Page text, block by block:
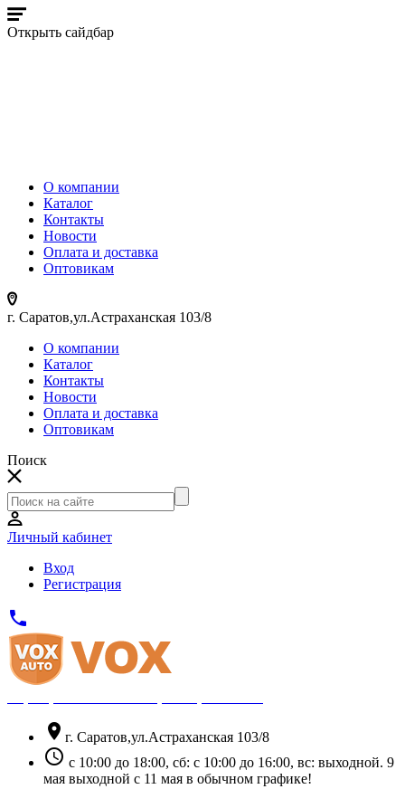
Открыть сайдбар
О компании
Каталог
Контакты
Новости
Оплата и доставка
Оптовикам
г. Саратов,ул.Астраханская 103/8
О компании
Каталог
Контакты
Новости
Оплата и доставка
Оптовикам
Поиск
Личный кабинет
Вход
Регистрация
phone
location_on г. Саратов,ул.Астраханская 103/8
schedule с 10:00 до 18:00, сб: с 10:00 до 16:00, вс: выходной. 9
мая выходной с 11 мая в обычном графике!